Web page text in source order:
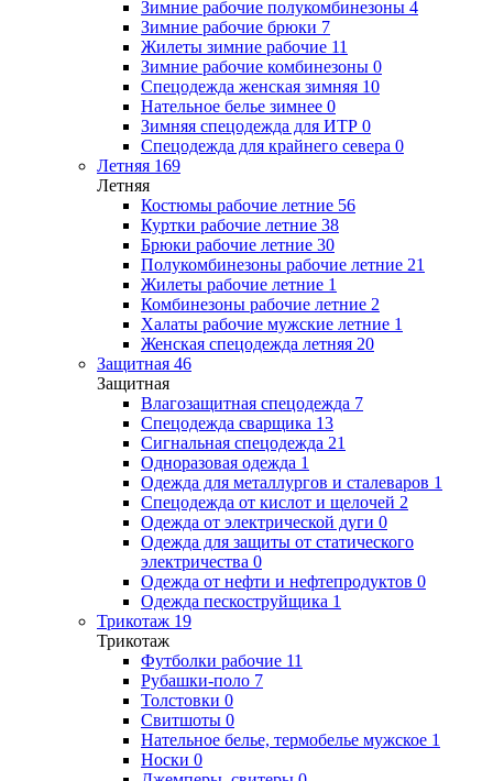
Зимние рабочие полукомбинезоны 4
Зимние рабочие брюки 7
Жилеты зимние рабочие 11
Зимние рабочие комбинезоны 0
Спецодежда женская зимняя 10
Нательное белье зимнее 0
Зимняя спецодежда для ИТР 0
Спецодежда для крайнего севера 0
Летняя 169
Летняя
Костюмы рабочие летние 56
Куртки рабочие летние 38
Брюки рабочие летние 30
Полукомбинезоны рабочие летние 21
Жилеты рабочие летние 1
Комбинезоны рабочие летние 2
Халаты рабочие мужские летние 1
Женская спецодежда летняя 20
Защитная 46
Защитная
Влагозащитная спецодежда 7
Спецодежда сварщика 13
Сигнальная спецодежда 21
Одноразовая одежда 1
Одежда для металлургов и сталеваров 1
Спецодежда от кислот и щелочей 2
Одежда от электрической дуги 0
Одежда для защиты от статического
электричества 0
Одежда от нефти и нефтепродуктов 0
Одежда пескоструйщика 1
Трикотаж 19
Трикотаж
Футболки рабочие 11
Рубашки-поло 7
Толстовки 0
Свитшоты 0
Нательное белье, термобелье мужское 1
Носки 0